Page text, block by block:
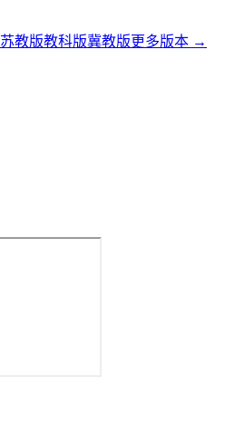
苏教版教科版冀教版更多版本 →